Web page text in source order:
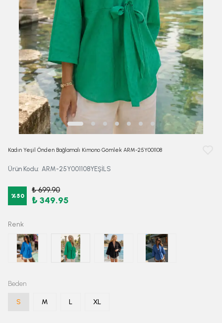
Kadın Yeşil Önden Bağlamalı Kimono Gömlek ARM-25Y001108
Ürün Kodu: ARM-25Y001108YEŞİLS
%50
₺ 699.90
₺ 349.95
Renk
Beden
S M L XL